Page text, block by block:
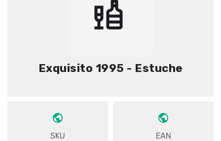
Exquisito 1995 - Estuche
SKU
EAN